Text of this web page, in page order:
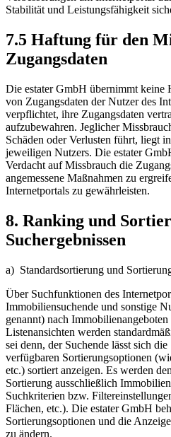
Stabilität und Leistungsfähigkeit
7.5 Haftung für den
Zugangsdaten
Die estater GmbH übernimmt keine
von Zugangsdaten der Nutzer des
verpflichtet, ihre Zugangsdaten
aufzubewahren. Jeglicher
Schäden oder Verlusten führt, liegt
jeweiligen Nutzers. Die estater
Verdacht auf Missbrauch die
angemessene Maßnahmen zu
Internetportals zu gewährleisten.
8. Ranking und
Suchergebnissen
a) Standardsortierung und
Über Suchfunktionen des
Immobiliensuchende und sonstige
genannt) nach
Listenansichten werden
sei denn, der Suchende lässt sich
verfügbaren Sortierungsoptionen
etc.) sortiert anzeigen. Es werden
Sortierung ausschließlich
Suchkriterien bzw.
Flächen, etc.). Die estater GmbH
Sortierungsoptionen und die
zu ändern.